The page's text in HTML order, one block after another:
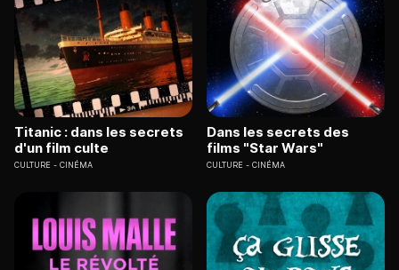
Titanic : dans les secrets
d'un film culte
CULTURE CINÉMA
Dans les secrets des
films "Star Wars"
CULTURE CINÉMA